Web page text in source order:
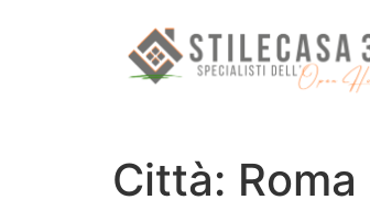
Città: Roma